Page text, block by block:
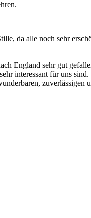
da alle noch sehr
England sehr gut
interessant für uns